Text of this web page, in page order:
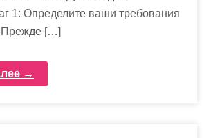
1: Определите ваши требования
Прежде […]
→